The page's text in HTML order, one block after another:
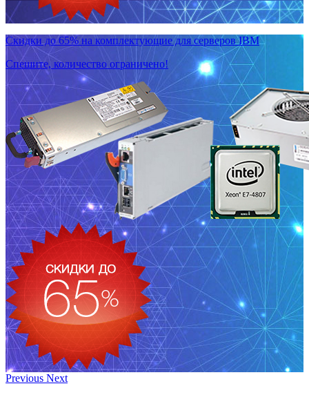
Скидки до 65% на комплектующие для серверов IBM
Спешите, количество ограничено!
Previous Next